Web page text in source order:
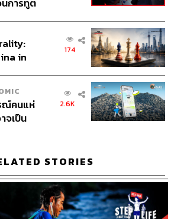
อง ผมดีใจมากจนร้องไห้เลย ทั้งหมดใช้
างขนาดนี้ มันเป็นเรื่องยิ่งใหญ่สำหรับ
าอยากทำให้ได้ แล้วเราก็ทำได้จริงๆ
มทำ มันไปเรื่อยๆ จนถึงวันที่ผมวิ่งได้
าปีกว่า แต่ผมวิ่งทุกวัน ไม่ว่าจะมากจะ
เองวิ่งทุกวัน มันคือความค่อยๆ เป็น
วกระตุ้นให้เราทำให้ได้
าเบื่อครับ การต้องออกมาวิ่งทุก
ายของเราใหญ่กว่านั้น คือ
องดีและต้องอยู่กับครอบครัวให้
ารเป็นหัวหน้าครอบครัวต้องแข็ง
นการทูต
in
174
ณ์คนแห่
จเป็น
2.6K
STORIES